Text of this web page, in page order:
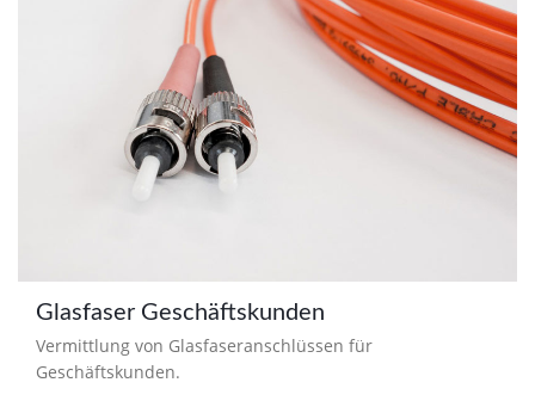
Glasfaser Geschäftskunden
Vermittlung von Glasfaseranschlüssen für
Geschäftskunden.